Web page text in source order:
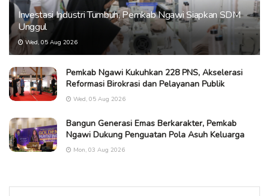
Investasi Industri Tumbuh, Pemkab Ngawi Siapkan SDM
Unggul
Wed, 05 Aug 2026
Pemkab Ngawi Kukuhkan 228 PNS, Akselerasi
Reformasi Birokrasi dan Pelayanan Publik
Wed, 05 Aug 2026
Bangun Generasi Emas Berkarakter, Pemkab
Ngawi Dukung Penguatan Pola Asuh Keluarga
Mon, 03 Aug 2026